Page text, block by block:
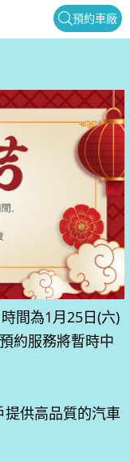
預約車廠
間為1月25日(六)
約服務將暫時中
供高品質的汽車